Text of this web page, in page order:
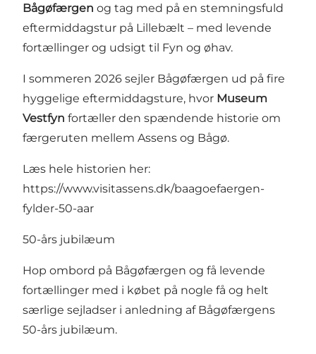
Bågøfærgen og tag med på en stemningsfuld
eftermiddagstur på Lillebælt – med levende
fortællinger og udsigt til Fyn og øhav.
I sommeren 2026 sejler Bågøfærgen ud på fire
hyggelige eftermiddagsture, hvor Museum
Vestfyn fortæller den spændende historie om
færgeruten mellem Assens og Bågø.
Læs hele historien her:
https://www.visitassens.dk/baagoefaergen-
fylder-50-aar
50-års jubilæum
Hop ombord på Bågøfærgen og få levende
fortællinger med i købet på nogle få og helt
særlige sejladser i anledning af Bågøfærgens
50-års jubilæum.